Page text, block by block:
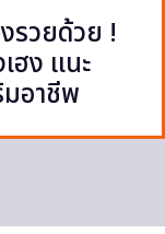
รวยด้วย !
ฮง แนะ
มอาชีพ